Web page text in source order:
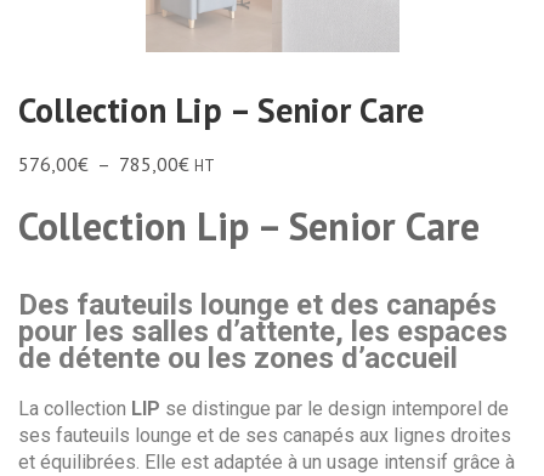
Collection Lip – Senior Care
576,00€ – 785,00€ HT
Collection Lip – Senior Care
Des fauteuils lounge et des canapés
pour les salles d’attente, les espaces
de détente ou les zones d’accueil
La collection LIP se distingue par le design intemporel de
ses fauteuils lounge et de ses canapés aux lignes droites
et équilibrées. Elle est adaptée à un usage intensif grâce à